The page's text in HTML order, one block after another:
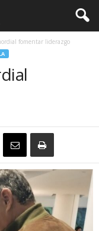
fomentar liderazgo